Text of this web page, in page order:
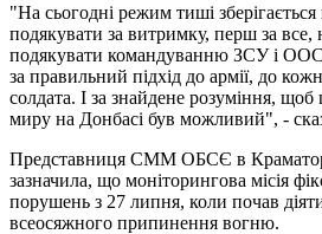
"На сьогодні режим тиші
подякувати за витримку, перш за
подякувати командуванню ЗСУ і
за правильний підхід до армії, до
солдата. І за знайдене розуміння,
миру на Донбасі був можливий", -
Представниця СММ ОБСЄ в
зазначила, що моніторингова місія
порушень з 27 липня, коли почав
всеосяжного припинення вогню.